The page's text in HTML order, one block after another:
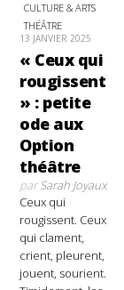
CULTURE & ARTS
THÉÂTRE
13 JANVIER 2025
« Ceux qui
rougissent
» : petite
ode aux
Option
théâtre
parSarah Joyaux
Ceux qui
rougissent. Ceux
qui clament,
crient, pleurent,
jouent, sourient.